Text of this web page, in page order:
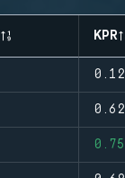
KPR
0.12
0.62
0.75